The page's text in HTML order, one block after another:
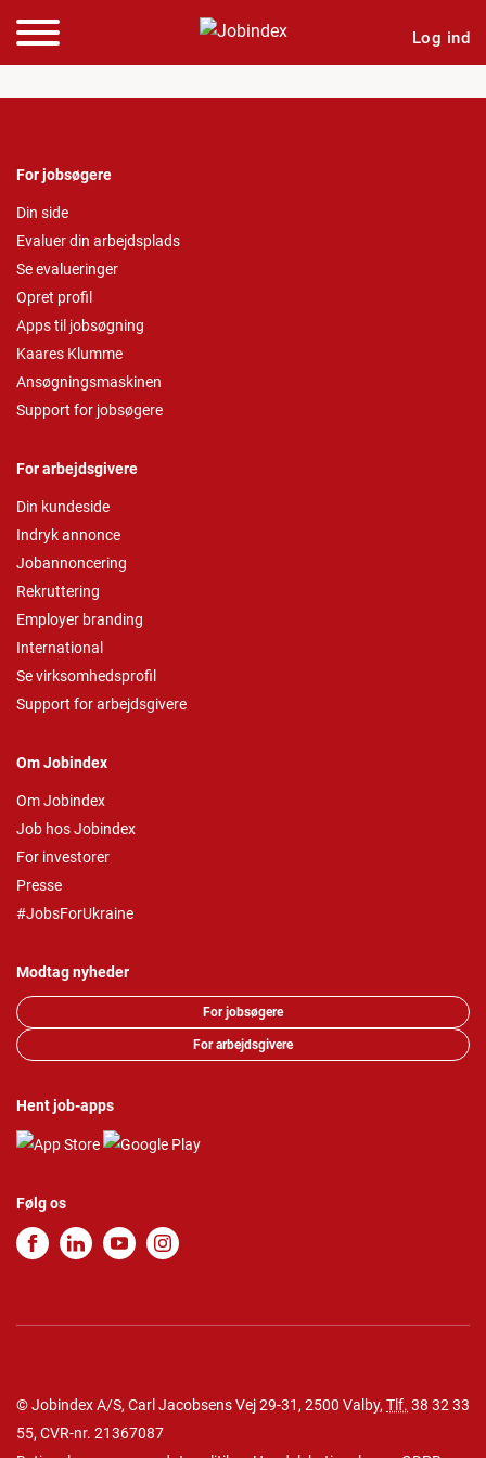
Log ind
For jobsøgere
Din side
Evaluer din arbejdsplads
Se evalueringer
Opret profil
Apps til jobsøgning
Kaares Klumme
Ansøgningsmaskinen
Support for jobsøgere
For arbejdsgivere
Din kundeside
Indryk annonce
Jobannoncering
Rekruttering
Employer branding
International
Se virksomhedsprofil
Support for arbejdsgivere
Om Jobindex
Om Jobindex
Job hos Jobindex
For investorer
Presse
#JobsForUkraine
Modtag nyheder
For jobsøgere
For arbejdsgivere
Hent job-apps
Følg os
© Jobindex A/S, Carl Jacobsens Vej 29-31, 2500 Valby, Tlf. 38 32 33
55, CVR-nr. 21367087